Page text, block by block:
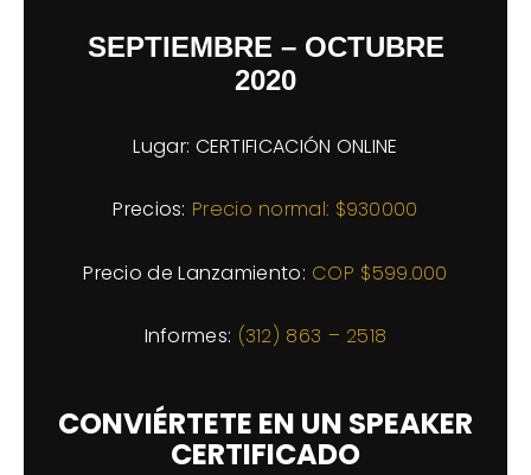
SEPTIEMBRE – OCTUBRE
2020
Lugar: CERTIFICACIÓN ONLINE
Precios: Precio normal: $930000
Precio de Lanzamiento: COP $599.000
Informes: (312) 863 – 2518
CONVIÉRTETE EN UN SPEAKER
CERTIFICADO